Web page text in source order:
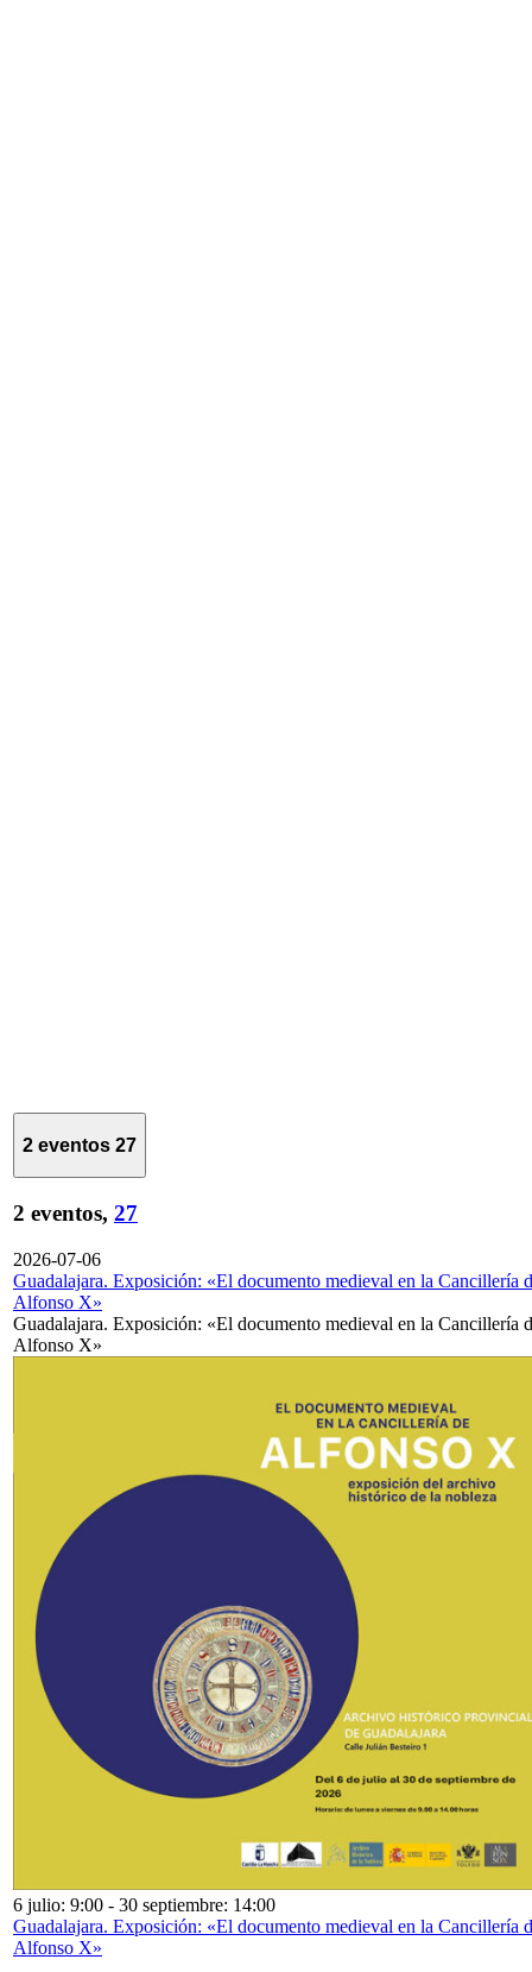
2 eventos 27
2 eventos, 27
2026-07-06
Guadalajara. Exposición: «El documento medieval en la Cancillería
Alfonso X»
Guadalajara. Exposición: «El documento medieval en la Cancillería
Alfonso X»
6 julio: 9:00 - 30 septiembre: 14:00
Guadalajara. Exposición: «El documento medieval en la Cancillería
Alfonso X»